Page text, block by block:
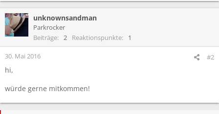
unknownsandman
Parkrocker
Beiträge
2 Reaktionspunkte 1
30. Mai 2016 #2
hi,
würde gerne mitkommen!